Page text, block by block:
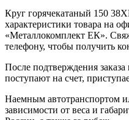
Круг горячекатаный 150
характеристики товара на
«Металлокомплект ЕК».
телефону, чтобы получить
После подтверждения заказа
поступают на счет,
Наемным автотранспортом
зависимости от веса и